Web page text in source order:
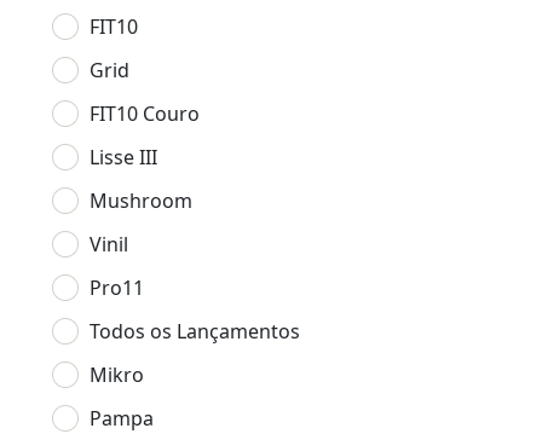
FIT10
Grid
FIT10 Couro
Lisse III
Mushroom
Vinil
Pro11
Todos os Lançamentos
Mikro
Pampa